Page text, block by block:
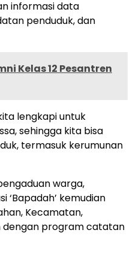
informasi data
penduduk, dan
Kelas 12 Pesantren
lengkapi untuk
sehingga kita bisa
termasuk kerumunan
warga,
‘Bapadah’ kemudian
Kecamatan,
program catatan